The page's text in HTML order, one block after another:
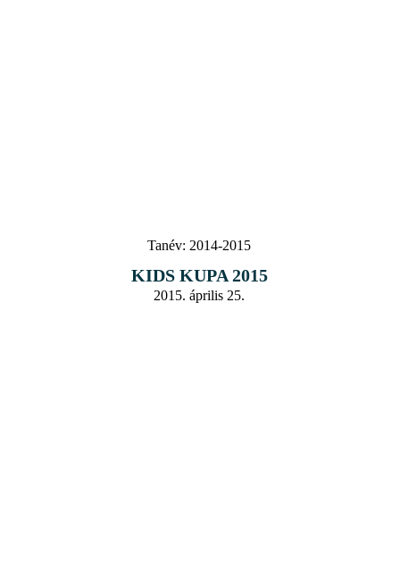
Tanév: 2014-2015
KIDS KUPA 2015
2015. április 25.